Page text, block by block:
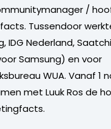
/
Tussendoor
IDG Nederland,
Samsung) en voor
WUA. Vanaf 1
met Luuk Ros de